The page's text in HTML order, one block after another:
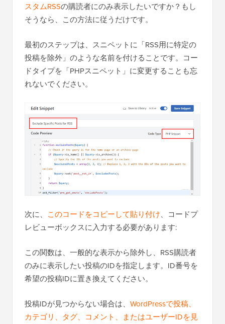
スタムRSSの購読者にのみ表示したいですか？もし
そうなら、この方法に従うだけです。
最初のステップは、スニペットに「RSS用に特定の
投稿を除外」のような名前を付けることです。コー
ドタイプを「PHPスニペット」に変更することも忘
れないでください。
次に、 このコードをコピーして貼り付け、コードプ
レビューボックスに入力する必要があります:
この関数は、一般的な表示から除外し、RSS購読者
のみに表示したい投稿のIDを指定します。ID番号を
希望の投稿IDに置き換えてください。
投稿IDが見つからない場合は、 WordPressで投稿、
カテゴリ、タグ、コメント、またはユーザーIDを見